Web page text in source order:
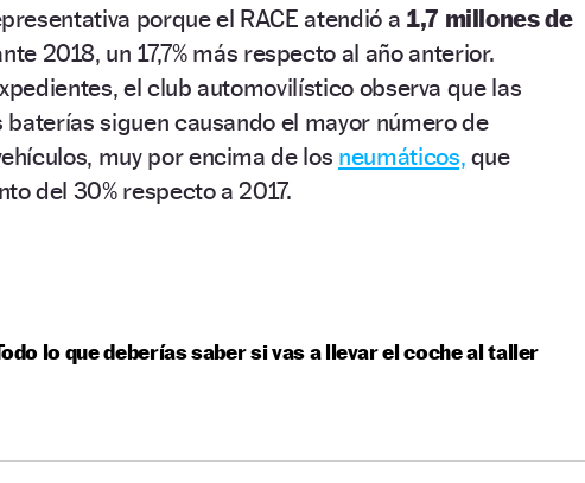
porque el RACE atendió a 1,7 millones de
2018, un 17,7% más respecto al año anterior.
el club automovilístico observa que las
baterías siguen causando el mayor número de
muy por encima de los neumáticos, que
del 30% respecto a 2017.
lo que deberías saber si vas a llevar el coche al taller